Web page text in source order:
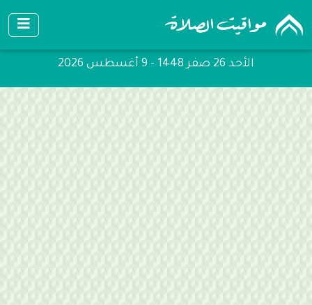
الأحد 26 صفر 1448 - 9 أغسطس 2026